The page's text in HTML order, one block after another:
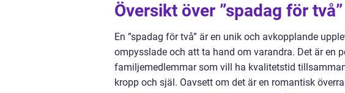
Översikt över ”spadag för två”
En ”spadag för två” är en unik och avkopplande
ompysslade och att ta hand om varandra. Det är en
familjemedlemmar som vill ha kvalitetstid
kropp och själ. Oavsett om det är en romantisk